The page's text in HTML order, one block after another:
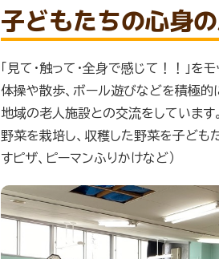
子どもたちの心身
「見て・触って・全身で感じて！！」
体操や散歩、ボール遊びなどを積極的
地域の老人施設との交流をしています
野菜を栽培し、収穫した野菜を子ども
すピザ、ピーマンふりかけなど）